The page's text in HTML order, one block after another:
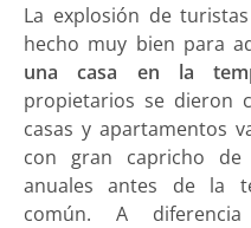
La explosión de
hecho muy bien para
una
casa en la
propietarios se dieron
casas y apartamentos
con gran capricho de
anuales antes de la
común. A